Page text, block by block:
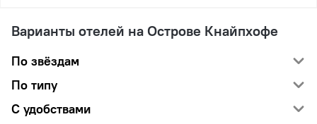
Варианты отелей на Острове Кнайпхофе
По звёздам
По типу
С удобствами